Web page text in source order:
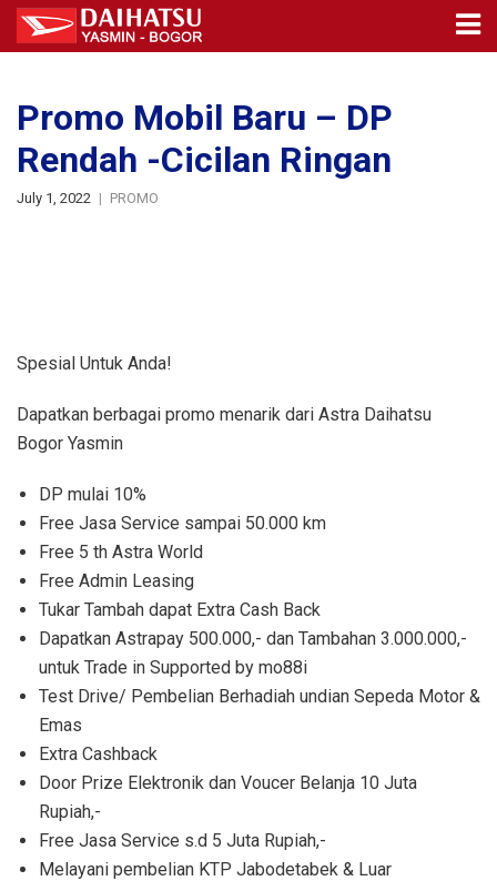
Promo Mobil Baru – DP
Rendah -Cicilan Ringan
July 1, 2022 PROMO
Spesial Untuk Anda!
Dapatkan berbagai promo menarik dari Astra Daihatsu
Bogor Yasmin
DP mulai 10%
Free Jasa Service sampai 50.000 km
Free 5 th Astra World
Free Admin Leasing
Tukar Tambah dapat Extra Cash Back
Dapatkan Astrapay 500.000,- dan Tambahan 3.000.000,-
untuk Trade in Supported by mo88i
Test Drive/ Pembelian Berhadiah undian Sepeda Motor &
Emas
Extra Cashback
Door Prize Elektronik dan Voucer Belanja 10 Juta
Rupiah,-
Free Jasa Service s.d 5 Juta Rupiah,-
Melayani pembelian KTP Jabodetabek & Luar